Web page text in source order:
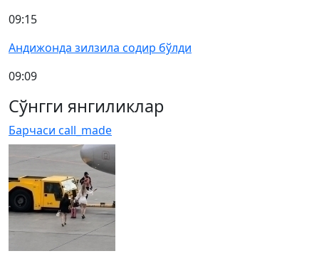
09:15
Андижонда зилзила содир бўлди
09:09
Сўнгги янгиликлар
Барчаси call_made